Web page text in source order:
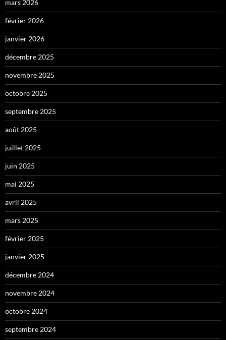
mars 2026
février 2026
janvier 2026
décembre 2025
novembre 2025
octobre 2025
septembre 2025
août 2025
juillet 2025
juin 2025
mai 2025
avril 2025
mars 2025
février 2025
janvier 2025
décembre 2024
novembre 2024
octobre 2024
septembre 2024